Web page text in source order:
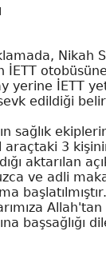
Nikah
İETT
yerine İETT
edildiği
sağlık
araçtaki 3
aktarılan
ve adli
başlatılmıştır.
başsağlığı